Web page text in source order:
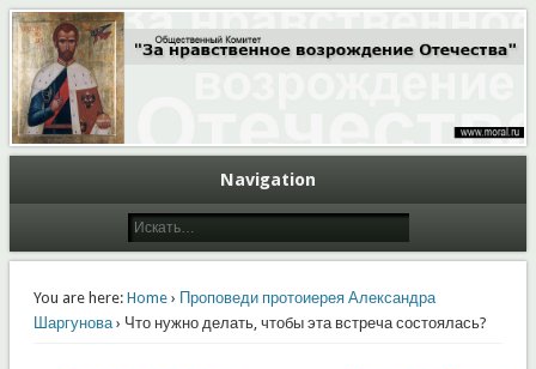
Moral.Ru
Общественный Комитет "За нравственное возрождение Отечества"
Navigation
You are here: Home› Проповеди протоиерея Александра
Шаргунова› Что нужно делать, чтобы эта встреча состоялась?